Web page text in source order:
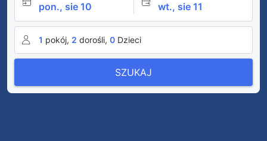
pon., sie 10 wt., sie 11
1 pokój, 2 dorośli, 0 Dzieci
SZUKAJ